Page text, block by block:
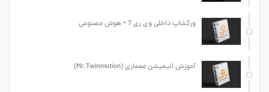
ورکشاپ داخلی وی ری 7 + هوش مصنوعی
آموزش انیمیشن معماری (Mr.Twinmotion)